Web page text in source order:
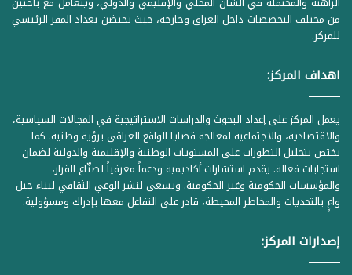
من مختلف التخصصات داخل العراق وخارجه، حيث تحتضن بغداد المقر الرئيسي
للمركز.
اهداف المركز:
يعمل المركز على إعداد البحوث والدراسات الاستراتيجية في المجالات السياسية،
والاقتصادية، والاجتماعية لمعالجة قضايا الواقع العراقي برؤية وطنية. كما
يختص بتحليل التطورات على المستويات الوطنية والإقليمية والدولية لضمان
استجابات فعالة. يقدم استشارات أكاديمية ودعماً معرفياً لصنّاع القرار،
والمؤسسات الحكومية وغير الحكومية. ويسعى لنشر الوعي الثقافي لبناء جيل
واعٍ بالتحديات والمخاطر المحيطة، قادر على التفاعل معها بإدراك ومسؤولية.
إصدارات المركز: